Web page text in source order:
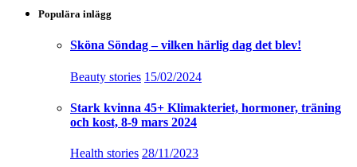
Populära inlägg
Sköna Söndag – vilken härlig dag det blev!
Beauty stories 15/02/2024
Stark kvinna 45+ Klimakteriet, hormoner, träning
och kost, 8-9 mars 2024
Health stories 28/11/2023